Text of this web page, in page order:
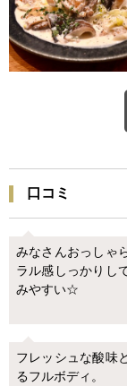
口コミ
みなさんおっしゃ
ラル感しっかりし
みやすい☆
フレッシュな酸味
るフルボディ。